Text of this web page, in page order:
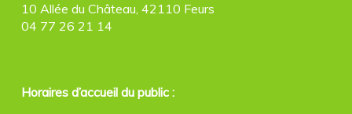
10 Allée du Château, 42110 Feurs
04 77 26 21 14
Horaires d’accueil du public :